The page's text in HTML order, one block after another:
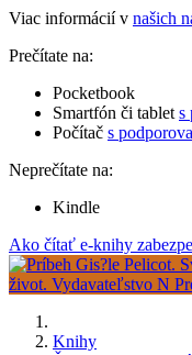
Viac informácií v našich
Prečítate na:
Pocketbook
Smartfón či tablet s
Počítač s
Neprečítate na:
Kindle
Ako čítať e-knihy
Knihy